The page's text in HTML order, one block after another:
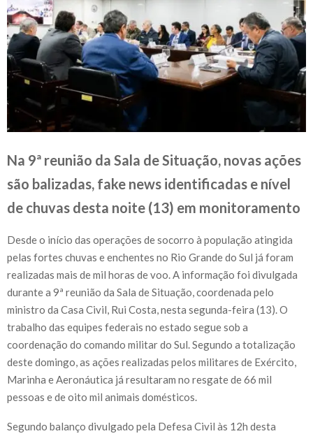
Na 9ª reunião da Sala de Situação, novas ações
são balizadas, fake news identificadas e nível
de chuvas desta noite (13) em monitoramento
Desde o início das operações de socorro à população atingida
pelas fortes chuvas e enchentes no Rio Grande do Sul já foram
realizadas mais de mil horas de voo. A informação foi divulgada
durante a 9ª reunião da Sala de Situação, coordenada pelo
ministro da Casa Civil, Rui Costa, nesta segunda-feira (13). O
trabalho das equipes federais no estado segue sob a
coordenação do comando militar do Sul. Segundo a totalização
deste domingo, as ações realizadas pelos militares de Exército,
Marinha e Aeronáutica já resultaram no resgate de 66 mil
pessoas e de oito mil animais domésticos.
Segundo balanço divulgado pela Defesa Civil às 12h desta